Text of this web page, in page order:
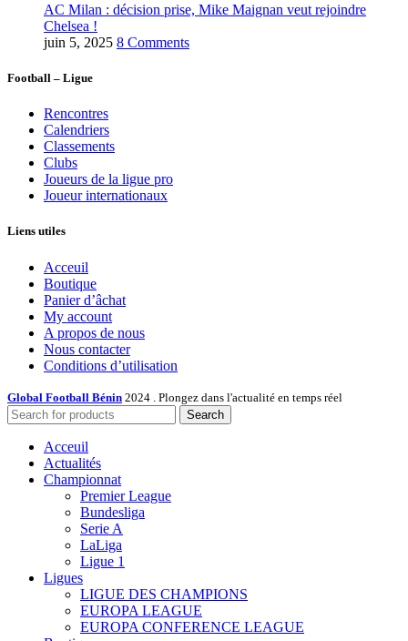
AC Milan : décision prise, Mike Maignan veut rejoindre
Chelsea !
juin 5, 2025 8 Comments
Football – Ligue
Rencontres
Calendriers
Classements
Clubs
Joueurs de la ligue pro
Joueur internationaux
Liens utiles
Acceuil
Boutique
Panier d’âchat
My account
A propos de nous
Nous contacter
Conditions d’utilisation
Global Football Bénin 2024 . Plongez dans l'actualité en temps réel
Search
Acceuil
Actualités
Championnat
Premier League
Bundesliga
Serie A
LaLiga
Ligue 1
Ligues
LIGUE DES CHAMPIONS
EUROPA LEAGUE
EUROPA CONFERENCE LEAGUE